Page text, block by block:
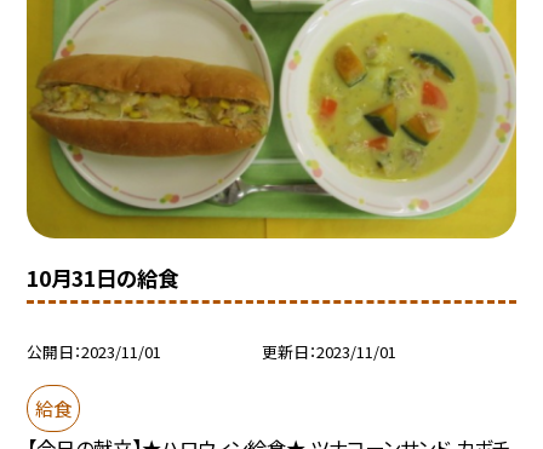
10月31日の給食
公開日 2023/11/01 更新日 2023/11/01
給食